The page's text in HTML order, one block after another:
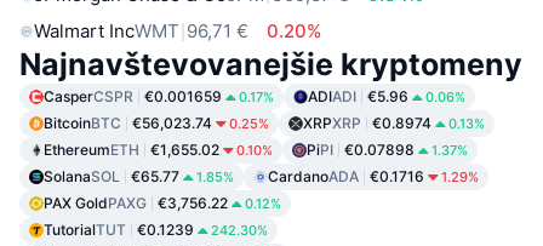
Walmart IncWMT 96,71 € 0.20%
Najnavštevovanejšie kryptomeny
CasperCSPR €0.001659 0.17% ADIADI €5.96 0.06%
BitcoinBTC €56,023.74 0.25% XRPXRP €0.8974 0.13%
EthereumETH €1,655.02 0.10% PiPI €0.07898 1.37%
SolanaSOL €65.77 1.85% CardanoADA €0.1716 1.29%
PAX GoldPAXG €3,756.22 0.12%
TutorialTUT €0.1239 242.30%